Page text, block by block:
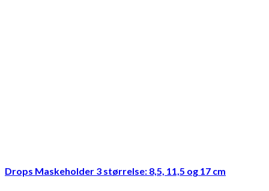
Drops Maskeholder 3 størrelse: 8,5, 11,5 og 17 cm